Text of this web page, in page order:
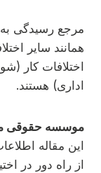
مرجع رسیدگی به
همانند سایر
اختلافات کار
اداری) هستند.
موسسه حقوقی
این مقاله
از راه دور در